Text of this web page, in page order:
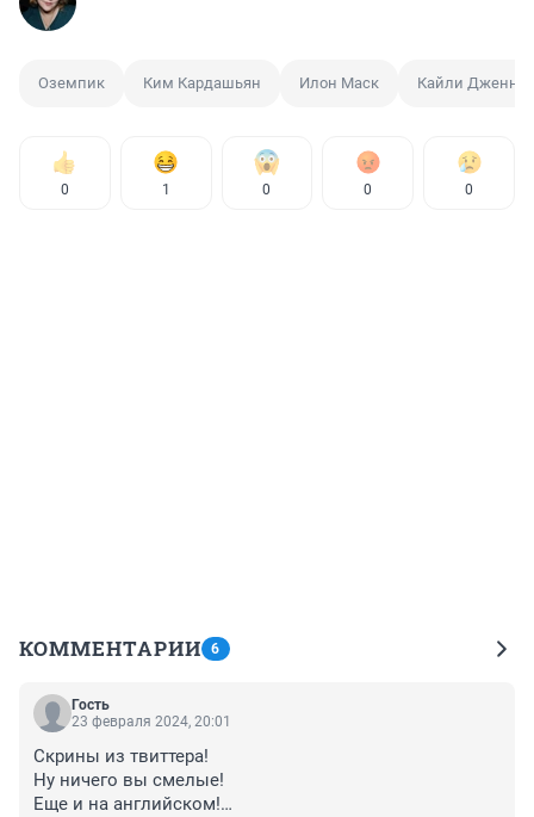
Оземпик Ким Кардашьян Илон Маск Кайли Дженнер
0 1 0 0 0
КОММЕНТАРИИ 6
Гость
23 февраля 2024, 20:01
Скрины из твиттера!
Ну ничего вы смелые!
Еще и на английском!